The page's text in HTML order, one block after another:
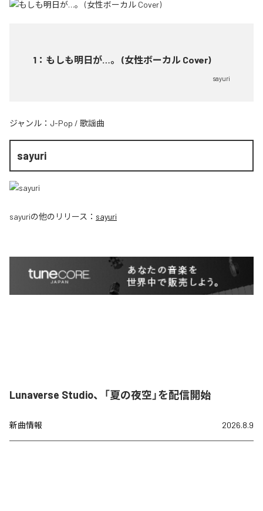
1 ： もしも明日が…。 (女性ボーカル Cover)
sayuri
ジャンル： J-Pop / 歌謡曲
sayuri
sayuriの他のリリース： sayuri
Lunaverse Studio、「夏の夜空」を配信開始
新曲情報 2026.8.9